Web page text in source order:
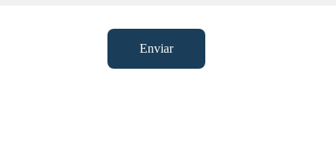
Enviar